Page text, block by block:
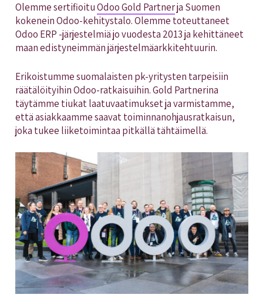
Olemme sertifioituOdoo Gold Partnerja Suomen
kokenein Odoo-kehitystalo. Olemme toteuttaneet
Odoo ERP -järjestelmiä jo vuodesta 2013 ja kehittäneet
maan edistyneimmän järjestelmäarkkitehtuurin.
Erikoistumme suomalaisten pk-yritysten tarpeisiin
räätälöityihin Odoo-ratkaisuihin. Gold Partnerina
täytämme tiukat laatuvaatimukset ja varmistamme,
että asiakkaamme saavat toiminnanohjausratkaisun,
joka tukee liiketoimintaa pitkällä tähtäimellä.